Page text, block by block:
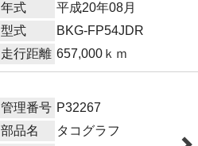
年式
平成20年08月
型式
BKG-FP54JDR
走行距離 657,000ｋｍ
管理番号 P32267
部品名
タコグラフ